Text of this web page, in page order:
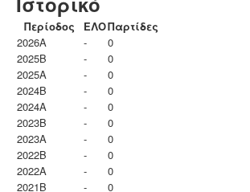
Περίοδος ΕΛΟΠαρτίδες
2026A
-
0
2025B
-
0
2025A
-
0
2024B
-
0
2024A
-
0
2023B
-
0
2023Α
-
0
2022B
-
0
2022A
-
0
2021B
- 0